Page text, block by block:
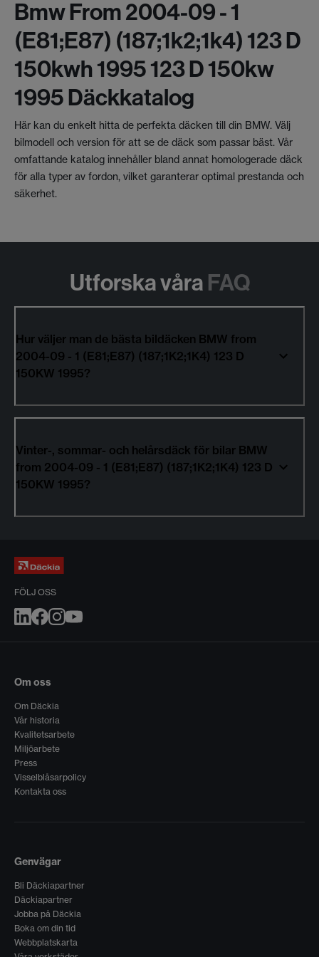
Bmw From 2004-09 - 1
(e81;e87) (187;1k2;1k4) 123 D
150kwh 1995 123 D 150kw
1995 Däckkatalog
Här kan du enkelt hitta de perfekta däcken till din BMW. Välj
bilmodell och version för att se de däck som passar bäst. Vår
omfattande katalog innehåller bland annat homologerade däck
för alla typer av fordon, vilket garanterar optimal prestanda och
säkerhet.
Utforska våra FAQ
Hur väljer man de bästa bildäcken BMW from
2004-09 - 1 (E81;E87) (187;1K2;1K4) 123 D
150KW 1995?
Vinter-, sommar- och helårsdäck för bilar BMW
from 2004-09 - 1 (E81;E87) (187;1K2;1K4) 123 D
150KW 1995?
FÖLJ OSS
Om oss
Om Däckia
Vår historia
Kvalitetsarbete
Miljöarbete
Press
Visselblåsarpolicy
Kontakta oss
Genvägar
Bli Däckiapartner
Däckiapartner
Jobba på Däckia
Boka om din tid
Webbplatskarta